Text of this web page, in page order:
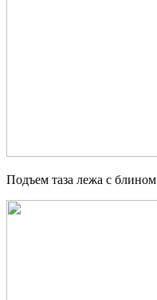
Подъем таза лежа с блином